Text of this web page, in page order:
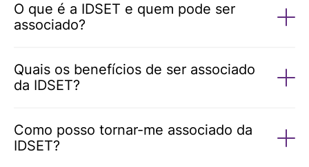
O que é a IDSET e quem pode ser
associado?
Quais os benefícios de ser associado
da IDSET?
Como posso tornar-me associado da
IDSET?